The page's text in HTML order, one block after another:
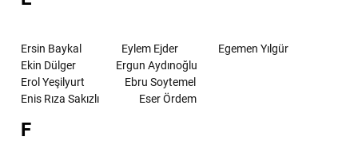
Ersin Baykal Eylem Ejder
Egemen Yılgür
Ekin Dülger
Ergun Aydınoğlu
Erol Yeşilyurt
Ebru Soytemel
Enis Rıza Sakızlı
Eser Ördem
F